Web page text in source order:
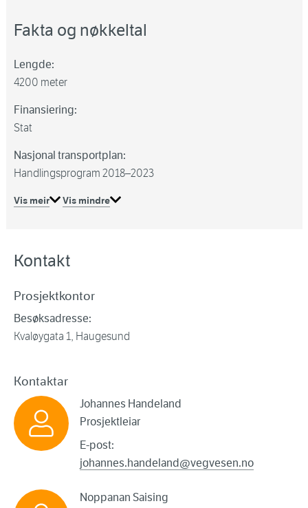
Fakta og nøkkeltal
Lengde:
4200 meter
Finansiering:
Stat
Nasjonal transportplan:
Handlingsprogram 2018–2023
Vis meir Vis mindre
Kontakt
Prosjektkontor
Besøksadresse:
Kvaløygata 1, Haugesund
Kontaktar
Johannes Handeland
Prosjektleiar
E-post:
johannes.handeland@vegvesen.no
Noppanan Saising